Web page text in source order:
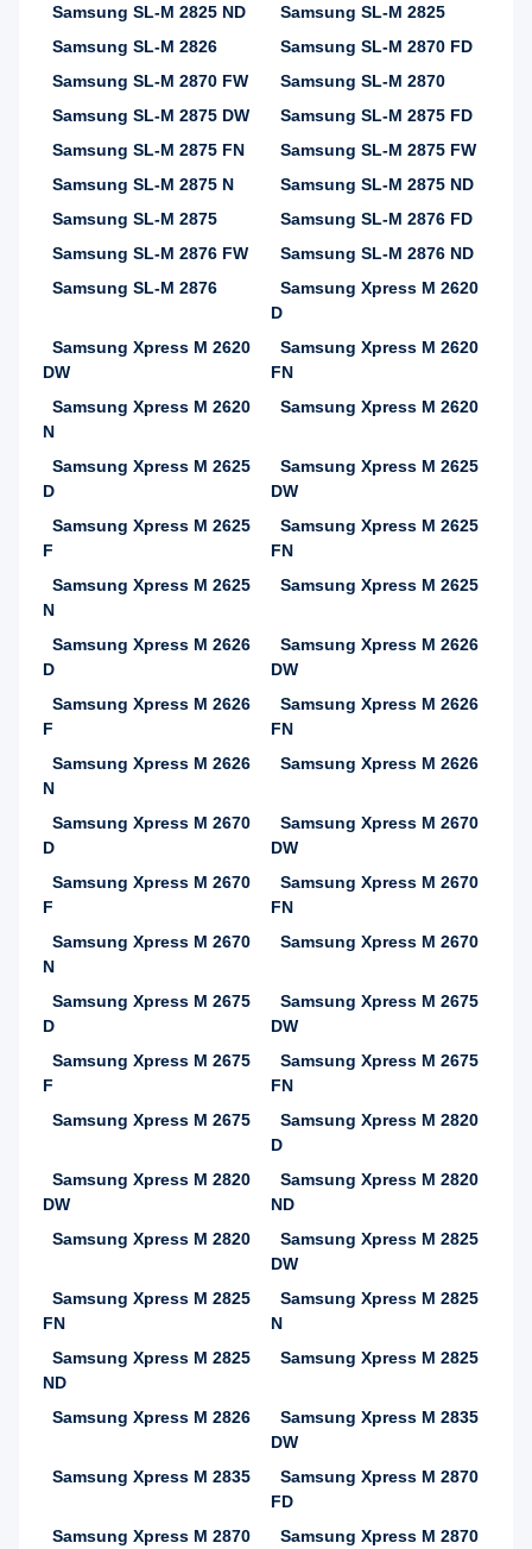
Samsung SL-M 2825 ND
Samsung SL-M 2825
Samsung SL-M 2826
Samsung SL-M 2870 FD
Samsung SL-M 2870 FW
Samsung SL-M 2870
Samsung SL-M 2875 DW
Samsung SL-M 2875 FD
Samsung SL-M 2875 FN
Samsung SL-M 2875 FW
Samsung SL-M 2875 N
Samsung SL-M 2875 ND
Samsung SL-M 2875
Samsung SL-M 2876 FD
Samsung SL-M 2876 FW
Samsung SL-M 2876 ND
Samsung SL-M 2876
Samsung Xpress M 2620
D
Samsung Xpress M 2620
DW
Samsung Xpress M 2620
FN
Samsung Xpress M 2620
N
Samsung Xpress M 2620
Samsung Xpress M 2625
D
Samsung Xpress M 2625
DW
Samsung Xpress M 2625
F
Samsung Xpress M 2625
FN
Samsung Xpress M 2625
N
Samsung Xpress M 2625
Samsung Xpress M 2626
D
Samsung Xpress M 2626
DW
Samsung Xpress M 2626
F
Samsung Xpress M 2626
FN
Samsung Xpress M 2626
N
Samsung Xpress M 2626
Samsung Xpress M 2670
D
Samsung Xpress M 2670
DW
Samsung Xpress M 2670
F
Samsung Xpress M 2670
FN
Samsung Xpress M 2670
N
Samsung Xpress M 2670
Samsung Xpress M 2675
D
Samsung Xpress M 2675
DW
Samsung Xpress M 2675
F
Samsung Xpress M 2675
FN
Samsung Xpress M 2675
Samsung Xpress M 2820
D
Samsung Xpress M 2820
DW
Samsung Xpress M 2820
ND
Samsung Xpress M 2820
Samsung Xpress M 2825
DW
Samsung Xpress M 2825
FN
Samsung Xpress M 2825
N
Samsung Xpress M 2825
ND
Samsung Xpress M 2825
Samsung Xpress M 2826
Samsung Xpress M 2835
DW
Samsung Xpress M 2835
Samsung Xpress M 2870
FD
Samsung Xpress M 2870
Samsung Xpress M 2870